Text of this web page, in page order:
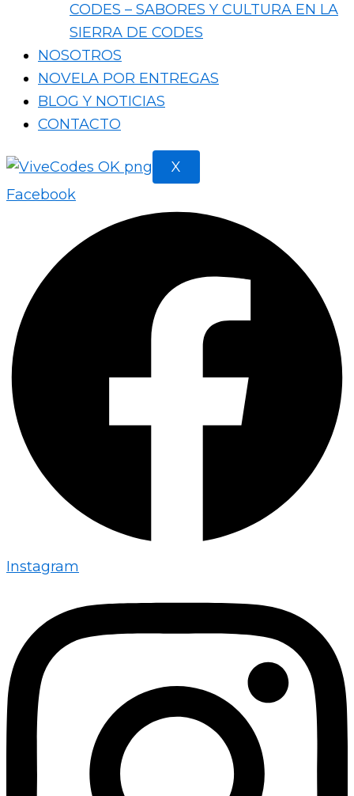
CODES – SABORES Y CULTURA EN LA
SIERRA DE CODES
NOSOTROS
NOVELA POR ENTREGAS
BLOG Y NOTICIAS
CONTACTO
X
Facebook
Instagram